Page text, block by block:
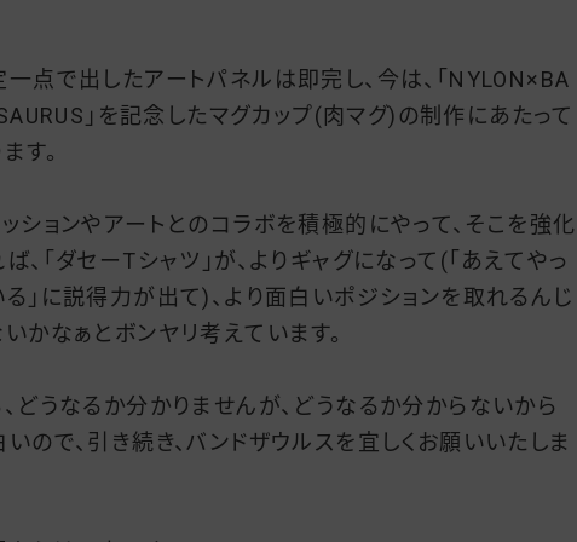
一点で出したアートパネルは即完し、今は、「NYLON×BA
」を記念したマグカップ(肉マグ)の制作にあたって
す。
ションやアートとのコラボを積極的にやって、そこを強化
、「ダセーTシャツ」が、よりギャグになって(「あえてやっ
る」に説得力が出て)、より面白いポジションを取れるんじ
かなぁとボンヤリ考えています。
どうなるか分かりませんが、どうなるか分からないから
ので、引き続き、バンドザウルスを宜しくお願いいたしま